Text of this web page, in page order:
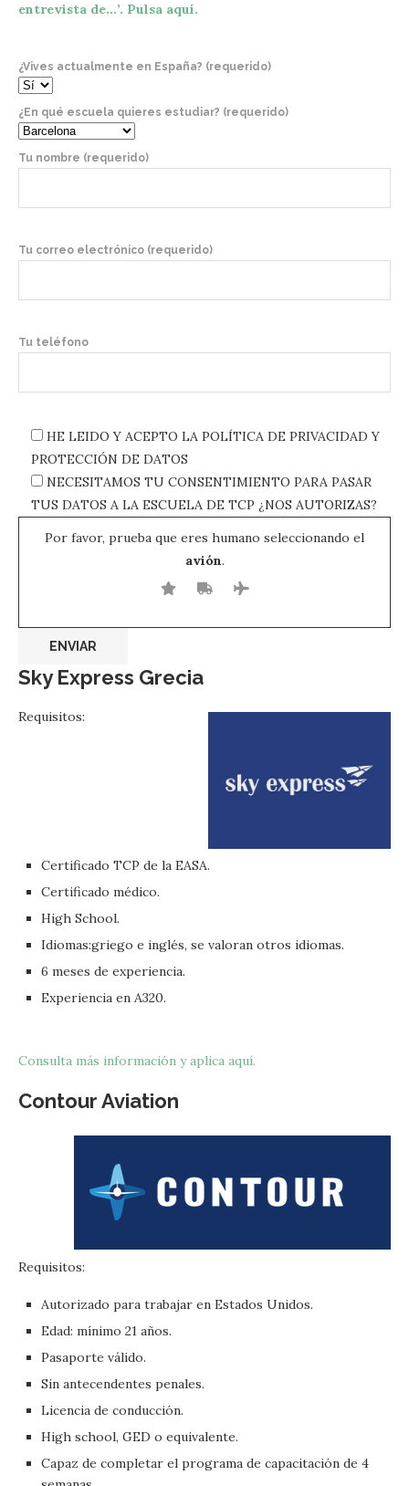
entrevista de…’. Pulsa aquí.
¿Vives actualmente en España? (requerido)
¿En qué escuela quieres estudiar? (requerido)
Tu nombre (requerido)
Tu correo electrónico (requerido)
Tu teléfono
HE LEIDO Y ACEPTO LA POLÍTICA DE PRIVACIDAD Y
PROTECCIÓN DE DATOS
NECESITAMOS TU CONSENTIMIENTO PARA PASAR
TUS DATOS A LA ESCUELA DE TCP ¿NOS AUTORIZAS?
Por favor, prueba que eres humano seleccionando el
avión.
Sky Express Grecia
Requisitos:
Certificado TCP de la EASA.
Certificado médico.
High School.
Idiomas:griego e inglés, se valoran otros idiomas.
6 meses de experiencia.
Experiencia en A320.
Consulta más información y aplica aquí.
Contour Aviation
Requisitos:
Autorizado para trabajar en Estados Unidos.
Edad: mínimo 21 años.
Pasaporte válido.
Sin antecendentes penales.
Licencia de conducción.
High school, GED o equivalente.
Capaz de completar el programa de capacitación de 4